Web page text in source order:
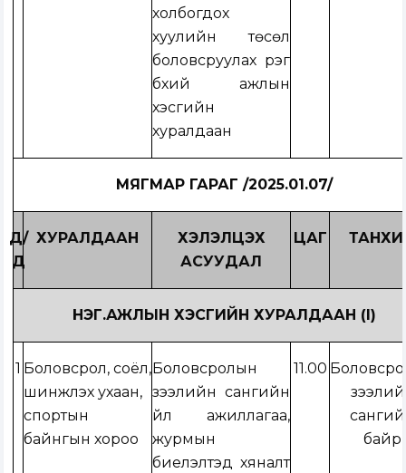
холбогдох
хуулийн төсөл
боловсруулах үүрэг
бүхий ажлын
хэсгийн
хуралдаан
МЯГМАР ГАРАГ /2025.01.07/
Д/
Д
ХУРАЛДААН
ХЭЛЭЛЦЭХ
АСУУДАЛ
ЦАГ
НЭГ.АЖЛЫН ХЭСГИЙН ХУРАЛДААН (I)
1 Боловсрол, соёл,
шинжлэх ухаан,
спортын
байнгын хороо
Боловсролын
зээлийн сангийн
үйл ажиллагаа,
журмын
биелэлтэд хяналт
11.00
байр